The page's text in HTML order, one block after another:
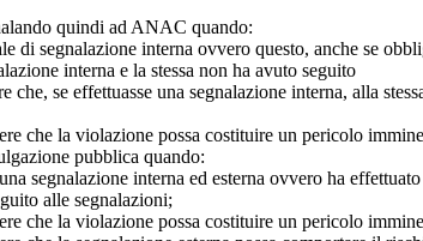
quindi ad ANAC quando:
di segnalazione interna ovvero questo, anche se
interna e la stessa non ha avuto seguito
se effettuasse una segnalazione interna, alla
che la violazione possa costituire un pericolo
pubblica quando:
segnalazione interna ed esterna ovvero ha
alle segnalazioni;
che la violazione possa costituire un pericolo